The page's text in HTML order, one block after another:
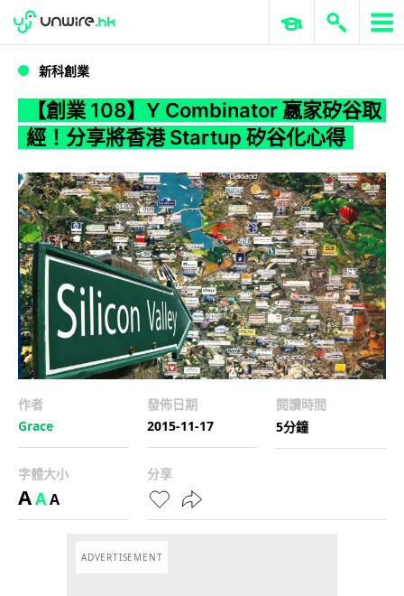
WWDC 2026 ERP 與商業 AI
新科創業
【創業 108】Y Combinator 嬴家矽谷取
經！分享將香港 Startup 矽谷化心得
作者
Grace
發佈日期
2015-11-17
閱讀時間
5分鐘
字體大小
AAA
分享
ADVERTISEMENT